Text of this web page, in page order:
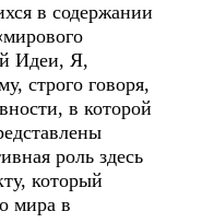
в содержании
Идеи, Я,
строго говоря,
в которой
роль здесь
который
мира в